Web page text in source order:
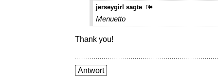
jerseygirl sagte
Menuetto
Thank you!
Antwort